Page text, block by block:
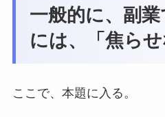
一般的に、副業
には、「焦ら
ここで、本題に入る。